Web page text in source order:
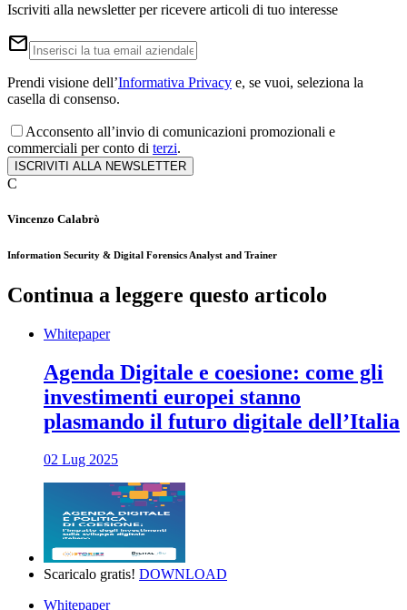
Iscriviti alla newsletter per ricevere articoli di tuo interesse
email
Prendi visione dell’Informativa Privacy e, se vuoi, seleziona la
casella di consenso.
Acconsento all’invio di comunicazioni promozionali e
commerciali per conto di terzi.
ISCRIVITI ALLA NEWSLETTER
C
Vincenzo Calabrò
Information Security & Digital Forensics Analyst and Trainer
Continua a leggere questo articolo
Whitepaper
Agenda Digitale e coesione: come gli
investimenti europei stanno
plasmando il futuro digitale dell’Italia
02 Lug 2025
Scaricalo gratis! DOWNLOAD
Whitepaper